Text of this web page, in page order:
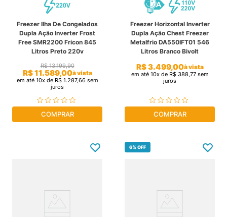
Freezer Ilha De Congelados
Dupla Ação Inverter Frost
Free SMR2200 Fricon 845
Litros Preto 220v
R$ 13.199,90
R$11.589,00à vista
em até 10x de R$ 1.287,66sem
juros
COMPRAR
Freezer Horizontal Inverter
Dupla Ação Chest Freezer
Metalfrio DA550IFT01 546
Litros Branco Bivolt
R$3.499,00à vista
em até 10x de R$ 388,77sem
juros
COMPRAR
6%OFF